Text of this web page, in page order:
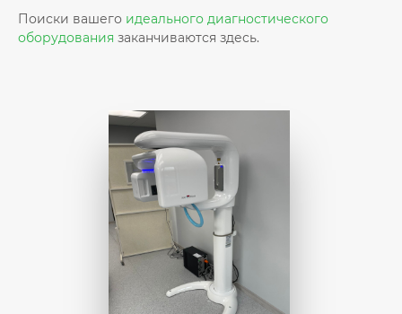
Поиски вашего идеального диагностического
оборудования заканчиваются здесь.